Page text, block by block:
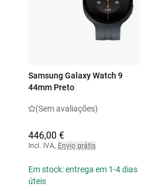
Samsung Galaxy Watch 9
44mm Preto
(Sem avaliações)
446,00 €
Incl. IVA, Envio grátis
Em stock: entrega em 1-4 dias
úteis